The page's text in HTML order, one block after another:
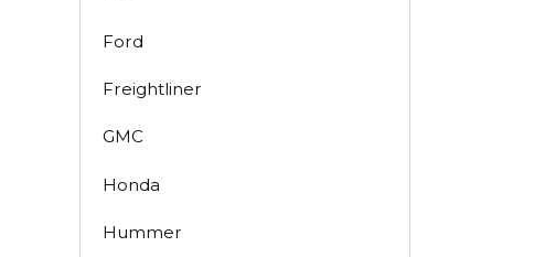
Ford
Freightliner
GMC
Honda
Hummer